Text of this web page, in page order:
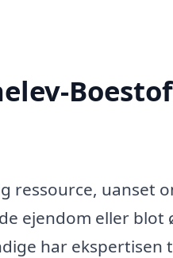
ressource, uanset
ejendom eller blot
har ekspertisen